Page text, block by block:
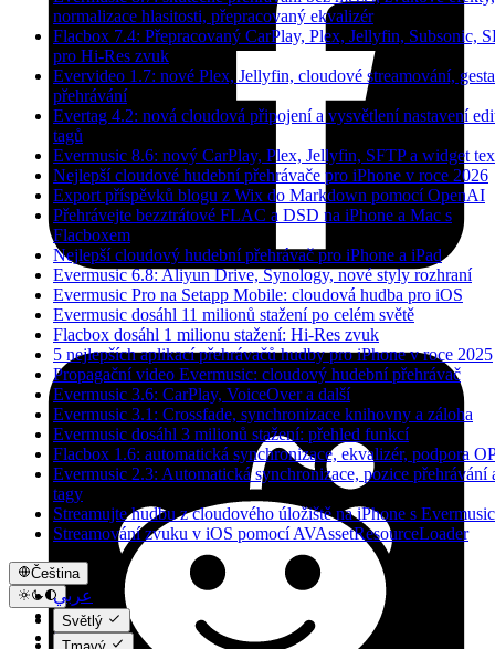
normalizace hlasitosti, přepracovaný ekvalizér
Flacbox 7.4: Přepracovaný CarPlay, Plex, Jellyfin, Subsonic,
pro Hi-Res zvuk
Evervideo 1.7: nové Plex, Jellyfin, cloudové streamování, gesta
přehrávání
Evertag 4.2: nová cloudová připojení a vysvětlení nastavení
tagů
Evermusic 8.6: nový CarPlay, Plex, Jellyfin, SFTP a widget
Nejlepší cloudové hudební přehrávače pro iPhone v roce 2026
Export příspěvků blogu z Wix do Markdown pomocí OpenAI
Přehrávejte bezztrátové FLAC a DSD na iPhone a Mac s
Flacboxem
Nejlepší cloudový hudební přehrávač pro iPhone a iPad
Evermusic 6.8: Aliyun Drive, Synology, nové styly rozhraní
Evermusic Pro na Setapp Mobile: cloudová hudba pro iOS
Evermusic dosáhl 11 milionů stažení po celém světě
Flacbox dosáhl 1 milionu stažení: Hi-Res zvuk
5 nejlepších aplikací přehrávačů hudby pro iPhone v roce 2025
Propagační video Evermusic: cloudový hudební přehrávač
Evermusic 3.6: CarPlay, VoiceOver a další
Evermusic 3.1: Crossfade, synchronizace knihovny a záloha
Evermusic dosáhl 3 milionů stažení: přehled funkcí
Flacbox 1.6: automatická synchronizace, ekvalizér, podpora
Evermusic 2.3: Automatická synchronizace, pozice přehrávání
tagy
Streamujte hudbu z cloudového úložiště na iPhone s Evermusic
Streamování zvuku v iOS pomocí AVAssetResourceLoader
Čeština
عربي
Català
Čeština
Světlý